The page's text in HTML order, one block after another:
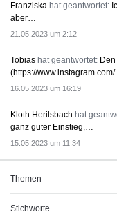
Franziska hat geantwortet:
aber…
21.05.2023 um 2:12
Tobias hat geantwortet:
(https://
16.05.2023 um 16:19
Kloth Herilsbach hat
ganz guter Einstieg,…
15.05.2023 um 11:34
Themen
Stichworte